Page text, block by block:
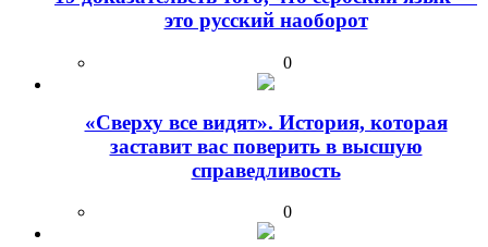
это русский наоборот
0
«Сверху все видят». История, которая
заставит вас поверить в высшую
справедливость
0